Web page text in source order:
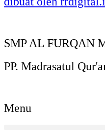
SMP AL FURQAN
PP. Madrasatul
Menu